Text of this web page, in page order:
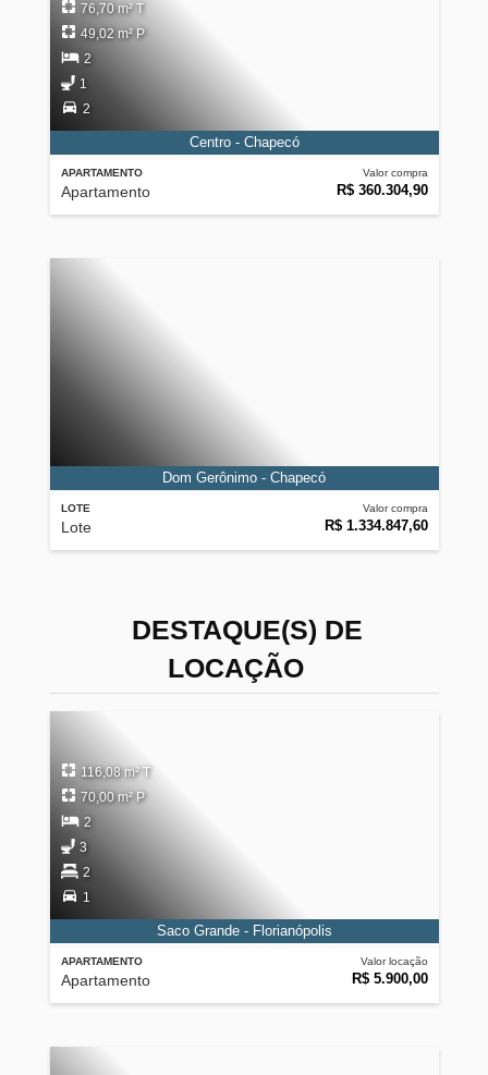
APARTAMENTO
Apartamento
Valor compra
R$ 360.304,90
76,70 m² T
49,02 m² P
2
1
2
Centro - Chapecó
LOTE
Lote
Valor compra
R$ 1.334.847,60
Dom Gerônimo - Chapecó
DESTAQUE(S) DE
LOCAÇÃO
APARTAMENTO
Apartamento
Valor locação
R$ 5.900,00
116,08 m² T
70,00 m² P
2
3
2
1
Saco Grande - Florianópolis